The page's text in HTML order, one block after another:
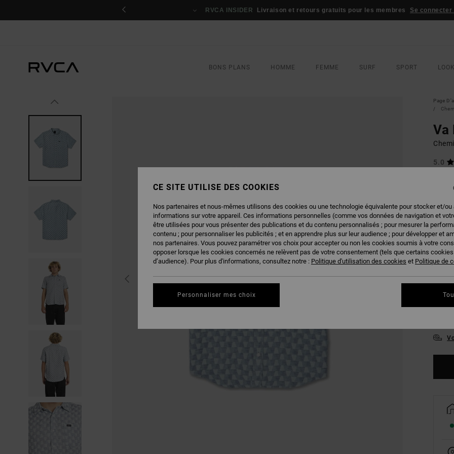
RVCA INSIDER Livraison et retours gratuits pour les membres Se
BONS PLANS HOMME FEMME SURF SPORT
Page
Va
5.0
BONS
CE SITE UTILISE DES COOKIES
Nos partenaires et nous-mêmes utilisons des cookies ou une technologie équivalente pour stocker et/ou
informations sur votre appareil. Ces informations personnelles (comme vos données de navigation et
être utilisées pour vous présenter des publications et du contenu personnalisés ; pour mesurer la
contenu ; pour personnaliser les publicités ; et en apprendre plus sur leur audience ; pour développer et
nos partenaires. Vous pouvez paramétrer vos choix pour accepter ou non les cookies soumis à votre
opposer lorsque les cookies concernés ne relèvent pas de votre consentement (tels que certains
d’audience). Pour plus d'informations, consultez notre : Politique d'utilisation des cookies et Politique de
Personnaliser mes choix